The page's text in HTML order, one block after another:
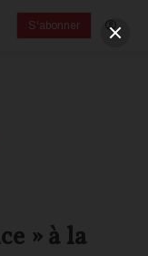
S'abonner
» à la